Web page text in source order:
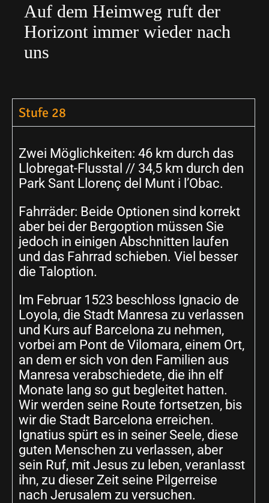
Auf dem Heimweg ruft der
Horizont immer wieder nach
uns
Stufe 28
Zwei Möglichkeiten: 46 km durch das
Llobregat-Flusstal // 34,5 km durch den
Park Sant Llorenç del Munt i l’Obac.
Fahrräder: Beide Optionen sind korrekt
aber bei der Bergoption müssen Sie
jedoch in einigen Abschnitten laufen
und das Fahrrad schieben. Viel besser
die Taloption.
Im Februar 1523 beschloss Ignacio de
Loyola, die Stadt Manresa zu verlassen
und Kurs auf Barcelona zu nehmen,
vorbei am Pont de Vilomara, einem Ort,
an dem er sich von den Familien aus
Manresa verabschiedete, die ihn elf
Monate lang so gut begleitet hatten.
Wir werden seine Route fortsetzen, bis
wir die Stadt Barcelona erreichen.
Ignatius spürt es in seiner Seele, diese
guten Menschen zu verlassen, aber
sein Ruf, mit Jesus zu leben, veranlasst
ihn, zu dieser Zeit seine Pilgerreise
nach Jerusalem zu versuchen.